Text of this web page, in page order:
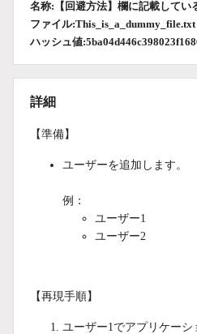
名称:【回避方法】欄に記載して
ファイル
ハッシュ値
詳細
【準備】
ユーザーを追加します。
例：
ユーザー1
ユーザー2
【再現手順】
ユーザー1でアプリケー